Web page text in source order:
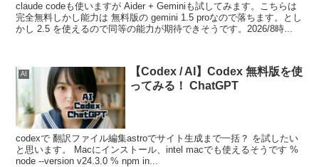
claude codeも使いますが Aider + Geminiも試してみます。こちらは
完全無料しかし能力は 無料版の gemini 1.5 proなので落ちます。とし
かし 2.5 を使えるので同等の能力が期待できそうです。2026/8時...
AI
【Codex / AI】Codex 無料版を使
ってみる！ ChatGPT
codexで 翻訳ファイル編集astroでサイト生成まで一括？ を試したい
と思います。 Macにインストール、intel macでも使えるそうです %
node --version v24.3.0 % npm in...